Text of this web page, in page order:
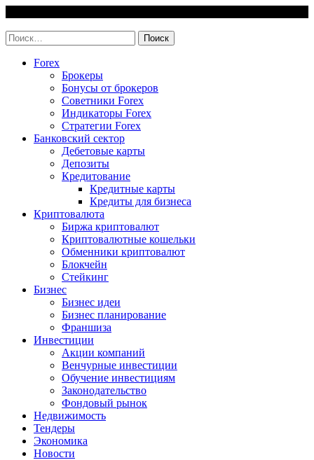
content
Найти:
Forex
Брокеры
Бонусы от брокеров
Советники Forex
Индикаторы Forex
Стратегии Forex
Банковский сектор
Дебетовые карты
Депозиты
Кредитование
Кредитные карты
Кредиты для бизнеса
Криптовалюта
Биржа криптовалют
Криптовалютные кошельки
Обменники криптовалют
Блокчейн
Стейкинг
Бизнес
Бизнес идеи
Бизнес планирование
Франшиза
Инвестиции
Акции компаний
Венчурные инвестиции
Обучение инвестициям
Законодательство
Фондовый рынок
Недвижимость
Тендеры
Экономика
Новости